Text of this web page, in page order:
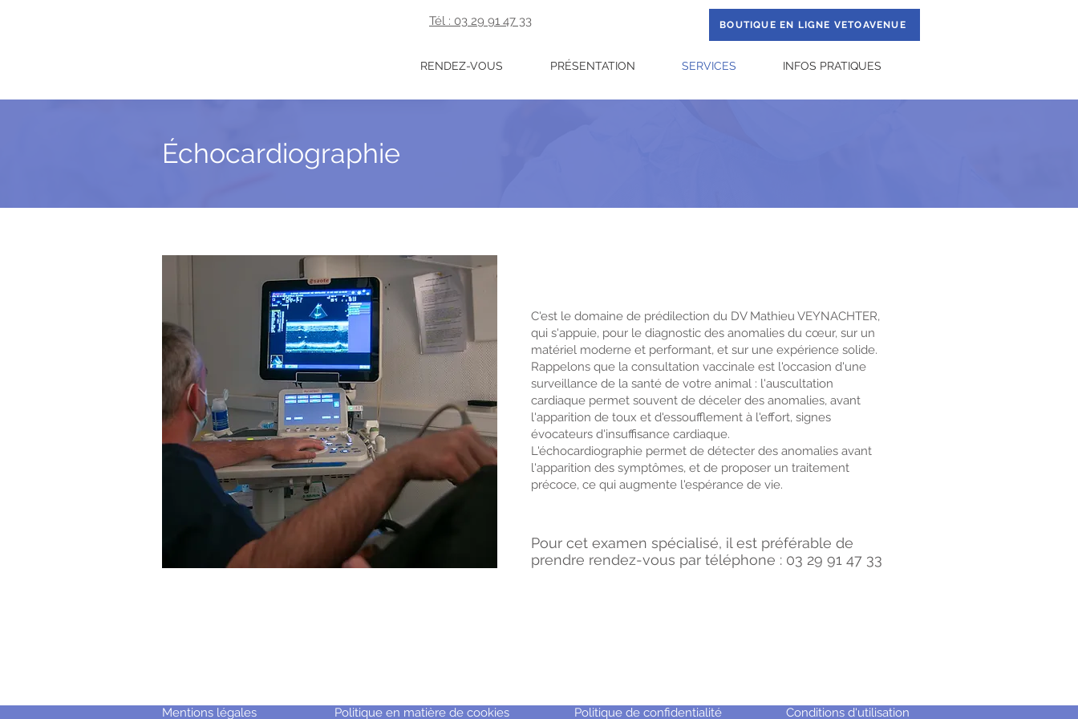
Tél : 03 29 91 47 33 BOUTIQUE EN LIGNE VETOAVENUE
RENDEZ-VOUS PRÉSENTATION SERVICES INFOS PRATIQUES
Échocardiographie
C'est le domaine de prédilection du DV Mathieu VEYNACHTER,
qui s'appuie, pour le diagnostic des anomalies du cœur, sur un
matériel moderne et performant, et sur une expérience solide.
Rappelons que la consultation vaccinale est l'occasion d'une
surveillance de la santé de votre animal : l'auscultation
cardiaque permet souvent de déceler des anomalies, avant
l'apparition de toux et d'essoufflement à l'effort, signes
évocateurs d'insuffisance cardiaque.
L'échocardiographie permet de détecter des anomalies avant
l'apparition des symptômes, et de proposer un traitement
précoce, ce qui augmente l'espérance de vie.
Pour cet examen spécialisé, il est préférable de
prendre rendez-vous par téléphone : 03 29 91 47 33
Mentions légales Politique en matière de cookies Politique de confidentialité Conditions d'utilisation